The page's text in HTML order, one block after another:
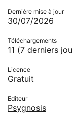
Dernière mise à jour
30/07/2026
Téléchargements
11 (7 derniers
Licence
Gratuit
Editeur
Psygnosis